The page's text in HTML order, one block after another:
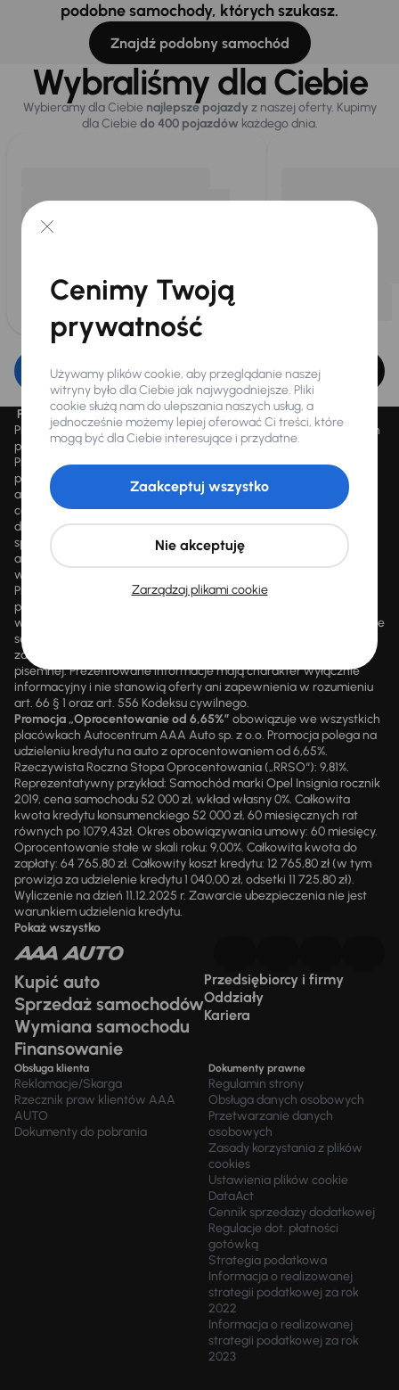
podobne samochody, których szukasz.
Znajdź podobny samochód
Wybraliśmy dla Ciebie
Wybieramy dla Ciebie najlepsze pojazdy z naszej oferty. Kupimy
dla Ciebiedo 400 pojazdówkażdego dnia.
Edytuj filtr
Promocja „Letnie przeceny aż 1500 aut”
Promocja „Letnie przeceny aż 1500 aut” obowiązuje we wszystkich
placówkach Autocentrum AAA AUTO Sp. z o.o. („AAA AUTO”).
Promocja polega na możliwości nabycia wybranych pojazdów
przecenionych, wskazanych w serwisie internetowym
aaaauto.pl/promocja, ze zniżką uwidocznioną w prezentowanej
cenie. Zniżka jest obliczana jako różnica pomiędzy najniższą ceną
danego pojazdu z 30 dni przed obniżką a jego aktualną ceną
sprzedaży. Liczba samochodów objętych promocją jest zmienna i
aktualizowana na bieżąco; średnia liczba dostępnych pojazdów
wynosi około 1500, a nowe auta są dodawane każdego dnia.
Promocji nie można łączyć z innymi aktualnie obowiązującymi
promocjami ani rabatami, ani dochodzić do niej prawa z mocą
wsteczną. Szczegółowe informacje o zasadach promocji udzielane
są przez upoważnionych pracowników AAA AUTO. AAA AUTO
zastrzega sobie prawo do zawarcia umowy wyłącznie w formie
pisemnej. Prezentowane informacje mają charakter wyłącznie
informacyjny i nie stanowią oferty ani zapewnienia w rozumieniu
art. 66 § 1 oraz art. 556 Kodeksu cywilnego.
Promocja „Oprocentowanie od 6,65%” obowiązuje we wszystkich
placówkach Autocentrum AAA Auto sp. z o.o. Promocja polega na
udzieleniu kredytu na auto z oprocentowaniem od 6,65%.
Rzeczywista Roczna Stopa Oprocentowania („RRSO“): 9,81%.
Reprezentatywny przykład: Samochód marki Opel Insignia rocznik
2019, cena samochodu 52 000 zł, wkład własny 0%. Całkowita
kwota kredytu konsumenckiego 52 000 zł, 60 miesięcznych rat
równych po 1079,43zł. Okres obowiązywania umowy: 60 miesięcy.
Oprocentowanie stałe w skali roku: 9,00%. Całkowita kwota do
zapłaty: 64 765,80 zł. Całkowity koszt kredytu: 12 765,80 zł (w tym
prowizja za udzielenie kredytu 1 040,00 zł, odsetki 11 725,80 zł).
Wyliczenie na dzień 11.12.2025 r. Zawarcie ubezpieczenia nie jest
warunkiem udzielenia kredytu.
Pokaż wszystko
Kupić auto
Sprzedaż samochodów
Wymiana samochodu
Finansowanie
Przedsiębiorcy i firmy
Oddziały
Kariera
Obsługa klienta
Reklamacje/Skarga
Rzecznik praw klientów AAA
AUTO
Dokumenty do pobrania
Dokumenty prawne
Regulamin strony
Obsługa danych osobowych
Przetwarzanie danych
osobowych
Zasady korzystania z plików
cookies
Ustawienia plików cookie
DataAct
Cennik sprzedaży dodatkowej
Regulacje dot. płatności
gotówką
Strategia podatkowa
Informacja o realizowanej
strategii podatkowej za rok
2022
Informacja o realizowanej
strategii podatkowej za rok
2023
Cenimy Twoją
prywatność
Używamy plików cookie, aby przeglądanie naszej
witryny było dla Ciebie jak najwygodniejsze. Pliki
cookie służą nam do ulepszania naszych usług, a
jednocześnie możemy lepiej oferować Ci treści, które
mogą być dla Ciebie interesujące i przydatne.
Zarządzaj plikami cookie
Nie akceptuję
Zaakceptuj wszystko